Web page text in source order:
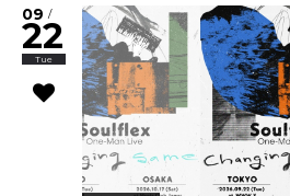
09 /
22
Tue